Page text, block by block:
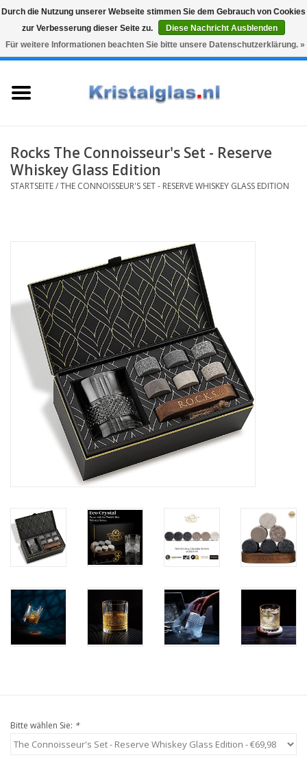
Snelle levering
Graveren
0 Artikel - €0,00
Karaffen
Glasgravur fur karaffe und
Geschenke
Kaffee & Tee
Bar & Wein
Rocks The Connoisseur's Set - Reserve
Whiskey Glass Edition
STARTSEITE/THE CONNOISSEUR'S SET - RESERVE WHISKEY GLASS EDITION
Bitte wählen Sie: *
Durch die Nutzung unserer Webseite stimmen Sie dem Gebrauch von Cookies
zur Verbesserung dieser Seite zu.
Diese Nachricht Ausblenden
Für weitere Informationen beachten Sie bitte unsere Datenschutzerklärung. »